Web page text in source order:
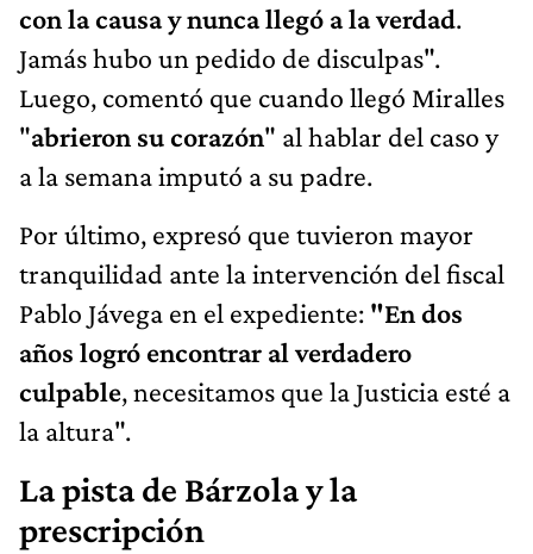
con la causa y nunca llegó a la verdad.
Jamás hubo un pedido de disculpas".
Luego, comentó que cuando llegó Miralles
"abrieron su corazón" al hablar del caso y
a la semana imputó a su padre.
Por último, expresó que tuvieron mayor
tranquilidad ante la intervención del fiscal
Pablo Jávega en el expediente: "En dos
años logró encontrar al verdadero
culpable, necesitamos que la Justicia esté a
la altura".
La pista de Bárzola y la
prescripción